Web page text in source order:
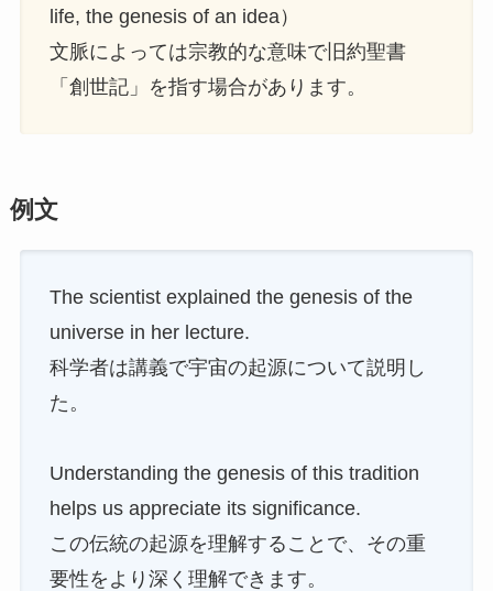
life, the genesis of an idea）
文脈によっては宗教的な意味で旧約聖書
「創世記」を指す場合があります。
例文
The scientist explained the genesis of the
universe in her lecture.
科学者は講義で宇宙の起源について説明し
た。
Understanding the genesis of this tradition
helps us appreciate its significance.
この伝統の起源を理解することで、その重
要性をより深く理解できます。